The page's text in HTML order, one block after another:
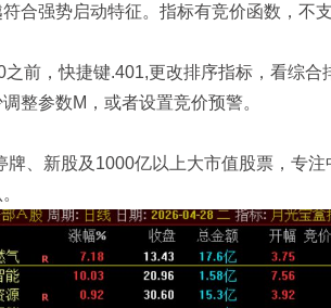
合强势启动特征。指标有竞价函数，不
之前，快捷键.401,更改排序指标，看综
整参数M，或者设置竞价预警。
牌、新股及1000亿以上大市值股票，专注